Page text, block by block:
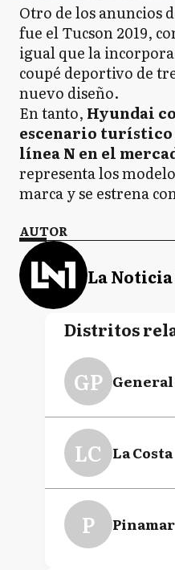
Otro de los anuncios
fue el Tucson 2019,
igual que la
coupé deportivo de
nuevo diseño.
En tanto, Hyundai
escenario turístico
línea N en el
representa los
marca y se estrena
AUTOR
La Noticia
Distritos
GP
LC La Costa
P Pinamar